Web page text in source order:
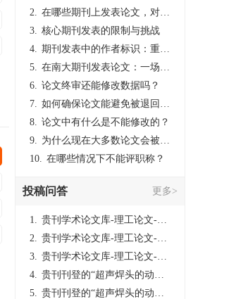
2. 在哪些期刊上发表论文，对考研有优势？
3. 核心期刊发表的限制与挑战
4. 期刊发表中的作者标识：重要性与实践
5. 在南大期刊发表论文：一场知识探索与学术成就的旅程
6. 论文终审还能修改数据吗？
7. 如何确保论文能避免被退回：关键条件与策略
8. 论文中有什么是不能修改的？
9. 为什么现在大多数论文会被评判为AI撰写？（深度剖析查重机制下的困境与出路）
10. 在哪些情况下不能评职称？
投稿问答 更多>
1. 贵刊学术论文库-理工论文-第16页刊登的“超声焊头的动力学分析与优化设计”，作者lizhiwei，时间2024-12-27，该论文由我本人在机电工程技术2024年第10期公开发表，lizhiwei并非本人，请将文章删除，消除影响，谢谢！
2. 贵刊学术论文库-理工论文-第16页刊登的“超声焊头的动力学分析与优化设计”，作者lizhiwei，时间2024-12-27，该论文由我本人在机电工程技术2024年第10期公开发表，lizhiwei并非本人，请将文章删除，消除影响，谢谢！
3. 贵刊学术论文库-理工论文-第16页刊登的“超声焊头的动力学分析与优化设计”，作者lizhiwei，时间2024-12-27，该论文由我本人在机电工程技术2024年第10期公开发表，lizhiwei并非本人，请将文章删除，消除影响，谢谢！
4. 贵刊刊登的“超声焊头的动力学分析与优化设计”，作者lizhiwei，时间2024-12-27，该论文由我本人在机电工程技术2024年第10期公开发表，lizhiwei并非本人，请将文章删除，消除影响，谢谢！
5. 贵刊刊登的“超声焊头的动力学分析与优化设计”，作者lizhiwei，时间2024-12-27，该论文由我本人在机电工程技术2024年第10期公开发表，lizhiwei并非本人，请将文章删除，消除影响，谢谢！